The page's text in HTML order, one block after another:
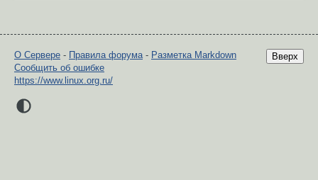
Вверх
О Сервере - Правила форума- Разметка Markdown
Сообщить об ошибке
https://www.linux.org.ru/